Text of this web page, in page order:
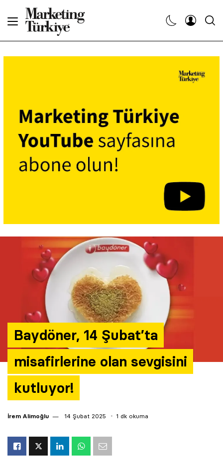
Baydöner, 14 Şubat’ta
misafirlerine olan sevgisini
kutluyor!
İrem Alimoğlu 14 Şubat 2025 1 dk okuma
Dergiler
Etkinlikler
Araştırma